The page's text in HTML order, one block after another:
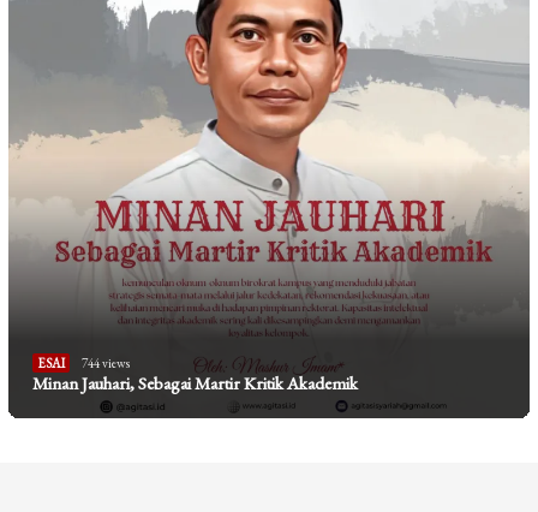
ESAI 744 views
Minan Jauhari, Sebagai Martir Kritik Akademik